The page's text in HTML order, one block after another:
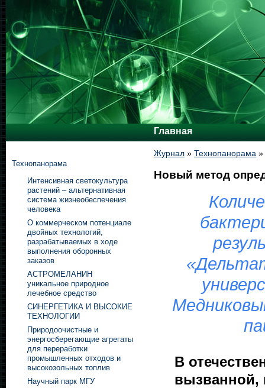
Главная
Журнал » Технопанорама »
Новый метод
В
вызванной,
Технопанорама
Интенсивная светокультура
растений – альтернативная
система жизнеобеспечения
человека
О коммерческом потенциале
двойных технологий,
разрабатываемых в ходе
выполнения оборонных
заказов
АСТРОМЕЛАНИН
уникальное природное
лечебное средство
СИНЕРГЕТИКА И ВЫСОКИЕ
ТЕХНОЛОГИИ
Природоочистные и
энергосберегающие агрегаты
для переработки
промышленных отходов и
высокозольных топлив
Научный парк МГУ